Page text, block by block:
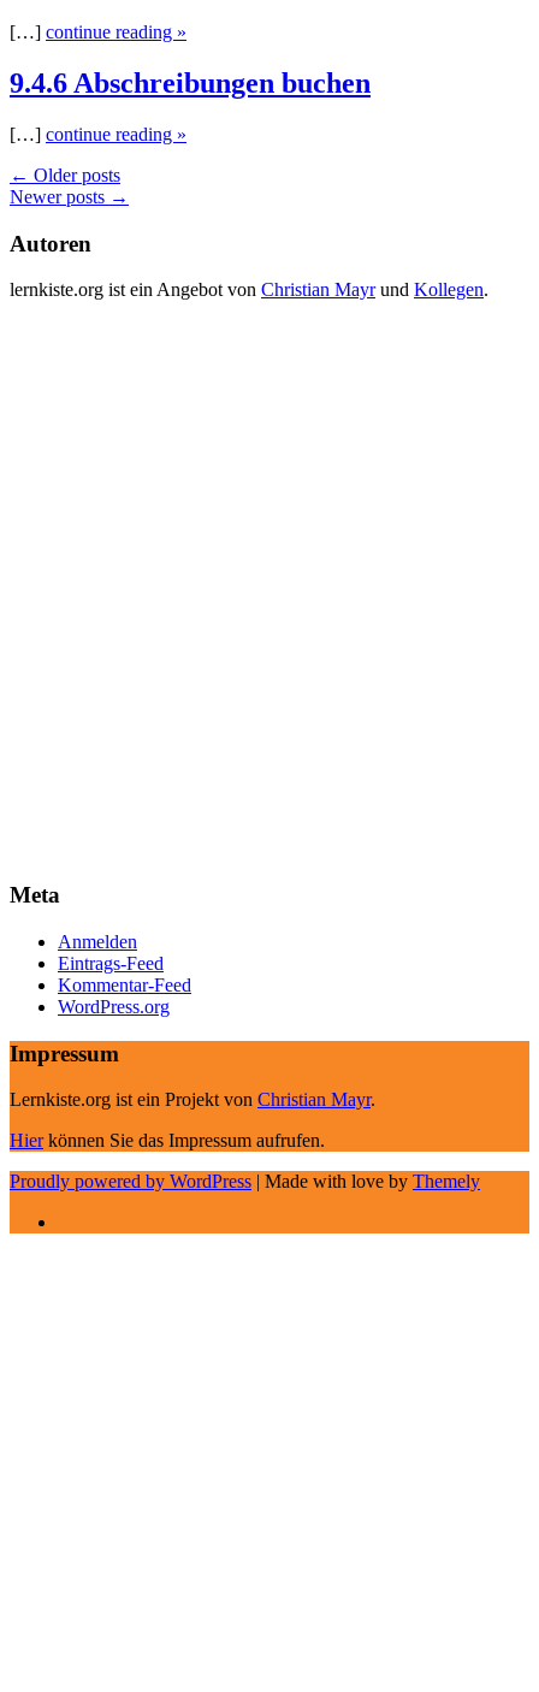
[…] continue reading »
9.4.6 Abschreibungen buchen
[…] continue reading »
Posts
navigation
← Older posts
Newer posts →
Autoren
lernkiste.org ist ein Angebot von Christian Mayrund Kollegen.
Meta
Anmelden
Eintrags-Feed
Kommentar-Feed
WordPress.org
Impressum
Lernkiste.org ist ein Projekt von Christian Mayr.
Hierkönnen Sie das Impressum aufrufen.
Proudly powered by WordPress | Made with love by Themely